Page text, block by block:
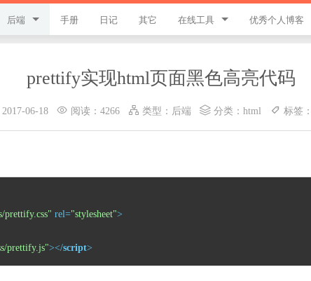
后端
ThinkPHP8
ThinkPHP6
ThinkPHP
Laravel
手册 日记 其它 在线工具
领优惠券
违禁词查询
HTML颜色代码表
优秀个人博客
prettify实现html页面黑色高亮代码
2017-06-18 阅读：4266 类型： 后端 分类： html 标签：
prettify.css" rel="stylesheet">
prettify.js"></script>